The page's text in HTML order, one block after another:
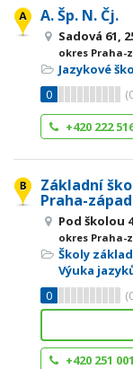
A. Šp. N. Čj.
Sadová 61,
okres Praha-
Jazykové
0
(
+420 222
Základní
Praha-západ
Pod školou
okres Praha-
Školy
Výuka
0
(
+420 251